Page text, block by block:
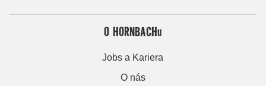
O HORNBACHu
Jobs a Kariera
O nás